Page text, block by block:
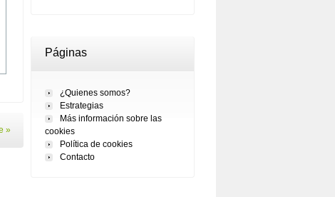
»
Páginas
¿Quienes somos?
Estrategias
Más información sobre las
cookies
Política de cookies
Contacto